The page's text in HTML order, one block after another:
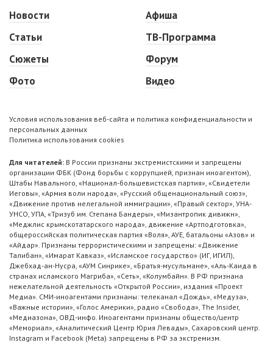
Новости
Статьи
Сюжеты
Фото
Афиша
ТВ-Программа
Форум
Видео
Условия использования веб-сайта и политика конфиденциальности и
персональных данных
Политика использования cookies
Для читателей: В России признаны экстремистскими и запрещены
организации ФБК (Фонд борьбы с коррупцией, признан иноагентом),
Штабы Навального, «Национал-большевистская партия», «Свидетели
Иеговы», «Армия воли народа», «Русский общенациональный союз»,
«Движение против нелегальной иммиграции», «Правый сектор», УНА-
УНСО, УПА, «Тризуб им. Степана Бандеры», «Мизантропик дивижн»,
«Меджлис крымскотатарского народа», движение «Артподготовка»,
общероссийская политическая партия «Воля», АУЕ, батальоны «Азов» и
«Айдар». Признаны террористическими и запрещены: «Движение
Талибан», «Имарат Кавказ», «Исламское государство» (ИГ, ИГИЛ),
Джебхад-ан-Нусра, «АУМ Синрике», «Братья-мусульмане», «Аль-Каида в
странах исламского Магриба», «Сеть», «Колумбайн». В РФ признана
нежелательной деятельность «Открытой России», издания «Проект
Медиа». СМИ-иноагентами признаны: телеканал «Дождь», «Медуза»,
«Важные истории», «Голос Америки», радио «Свобода», The Insider,
«Медиазона», ОВД-инфо. Иноагентами признаны общество/центр
«Мемориал», «Аналитический Центр Юрия Левады», Сахаровский центр.
Instagram и Facebook (Metа) запрещены в РФ за экстремизм.